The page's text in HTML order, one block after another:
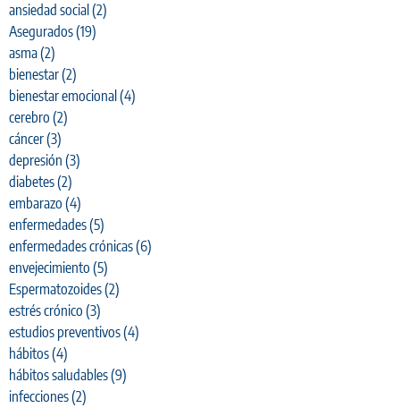
ansiedad social (2)
Asegurados(19)
asma(2)
bienestar(2)
bienestar emocional (4)
cerebro (2)
cáncer(3)
depresión (3)
diabetes(2)
embarazo (4)
enfermedades(5)
enfermedades crónicas(6)
envejecimiento (5)
Espermatozoides(2)
estrés crónico (3)
estudios preventivos(4)
hábitos(4)
hábitos saludables(9)
infecciones(2)